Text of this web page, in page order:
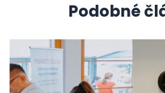
Podobné